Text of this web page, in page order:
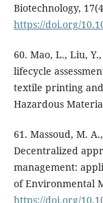
Biotechnology,
https://doi.org/
60. Mao, L., Liu,
lifecycle
textile printing
Hazardous
61. Massoud, M.
Decentralized
management:
of Environmental
https://doi.org/